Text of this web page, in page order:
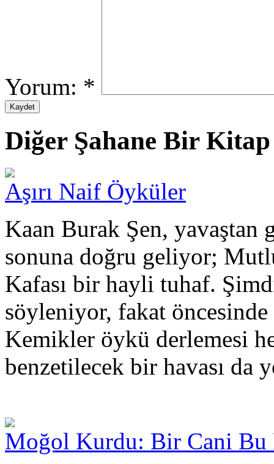
Yorum: *
Diğer Şahane Bir Kitap
Aşırı Naif Öyküler
Kaan Burak Şen, yavaştan
sonuna doğru geliyor;
Kafası bir hayli tuhaf.
söyleniyor, fakat
Kemikler öykü derlemesi
benzetilecek bir havası da
Moğol Kurdu: Bir Cani Bu